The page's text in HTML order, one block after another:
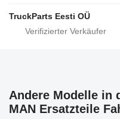
TruckParts Eesti OÜ
Andere Modelle in
MAN Ersatzteile